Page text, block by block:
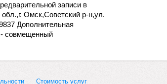
записи в
Омск,Советский р-н,ул.
Дополнительная
- совмещенный
Стоимость услуг